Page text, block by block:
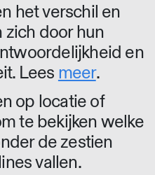
het verschil en
door hun
en
Lees meer.
op locatie of
te bekijken welke
de zestien
vallen.